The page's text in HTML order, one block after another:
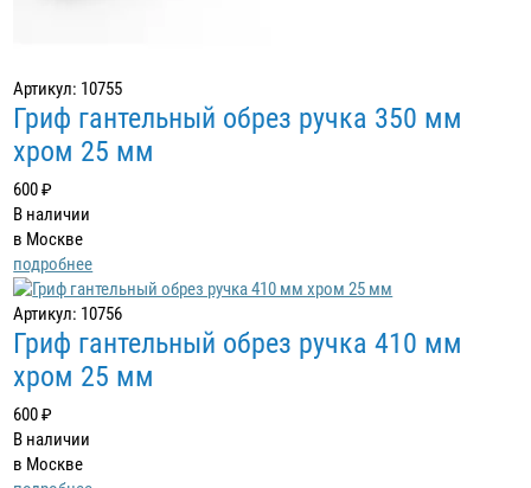
Артикул: 10755
Гриф гантельный обрез ручка 350 мм
хром 25 мм
600 ₽
В наличии
в Москве
подробнее
Артикул: 10756
Гриф гантельный обрез ручка 410 мм
хром 25 мм
600 ₽
В наличии
в Москве